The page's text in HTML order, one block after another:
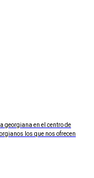
georgiana en el centro de
los que nos ofrecen